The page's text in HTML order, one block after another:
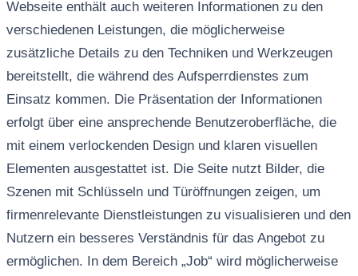
Webseite enthält auch weiteren Informationen zu den
verschiedenen Leistungen, die möglicherweise
zusätzliche Details zu den Techniken und Werkzeugen
bereitstellt, die während des Aufsperrdienstes zum
Einsatz kommen. Die Präsentation der Informationen
erfolgt über eine ansprechende Benutzeroberfläche, die
mit einem verlockenden Design und klaren visuellen
Elementen ausgestattet ist. Die Seite nutzt Bilder, die
Szenen mit Schlüsseln und Türöffnungen zeigen, um
firmenrelevante Dienstleistungen zu visualisieren und den
Nutzern ein besseres Verständnis für das Angebot zu
ermöglichen. In dem Bereich „Job“ wird möglicherweise